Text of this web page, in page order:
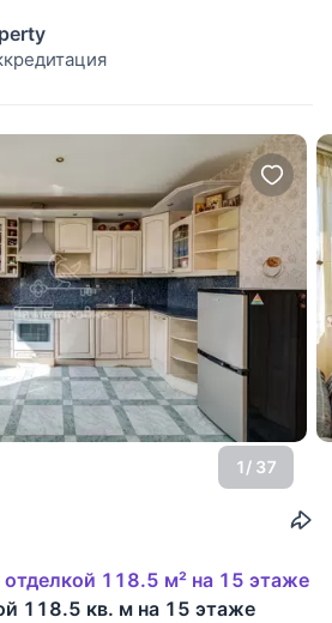
имеются встроенные
покрытие - массивная дубовая
1/ 37
118.5 м² на 15 этаже
118.5 кв. м на 15 этаже